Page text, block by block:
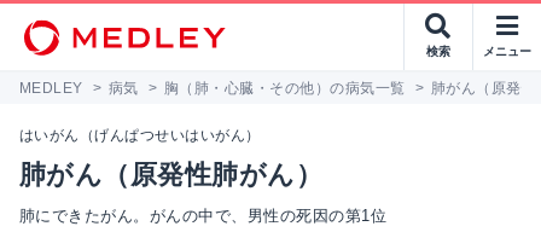
検索 メニュー
MEDLEY > 病気 > 胸（肺・心臓・その他）の病気一覧 > 肺がん（原発
はいがん（げんぱつせいはいがん）
肺がん（原発性肺がん）
肺にできたがん。がんの中で、男性の死因の第1位